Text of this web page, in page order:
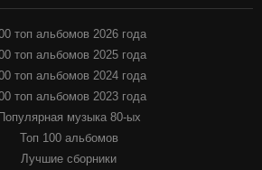
топ альбомов 2026 года
топ альбомов 2025 года
топ альбомов 2024 года
топ альбомов 2023 года
Популярная музыка 80-ых
Топ 100 альбомов
Лучшие сборники